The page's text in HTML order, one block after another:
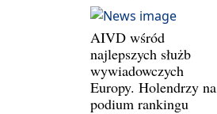
AIVD wśród
najlepszych służb
wywiadowczych
Europy. Holendrzy na
podium rankingu